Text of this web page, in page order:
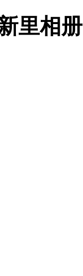
里相册